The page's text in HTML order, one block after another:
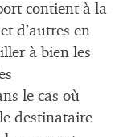
contient à la
d’autres en
à bien les
le cas où
destinataire